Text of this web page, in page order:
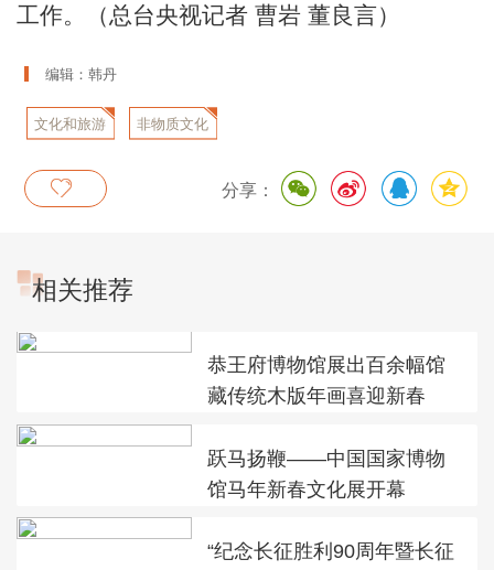
工作。（总台央视记者 曹岩 董良言）
编辑：韩丹
文化和旅游 非物质文化
分享：
相关推荐
恭王府博物馆展出百余幅馆
藏传统木版年画喜迎新春
跃马扬鞭——中国国家博物
馆马年新春文化展开幕
“纪念长征胜利90周年暨长征